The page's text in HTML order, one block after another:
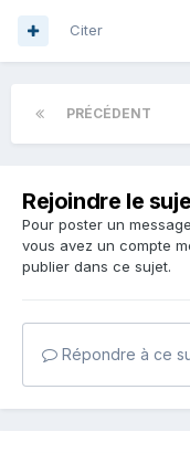
Citer
PRÉCÉDENT
Rejoindre le
Pour poster un
vous avez un compte
publier dans ce sujet.
Répondre à ce